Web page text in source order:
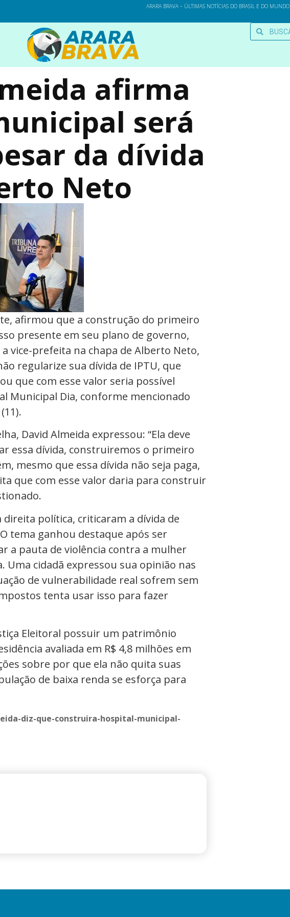
ARARA BRAVA – ÚLTIMAS NOTÍCIAS DO BRASIL E DO MUNDO
afirma
será
da dívida
Neto
afirmou que a construção do primeiro
presente em seu plano de governo,
vice-prefeita na chapa de Alberto Neto,
regularize sua dívida de IPTU, que
que com esse valor seria possível
Municipal Dia, conforme mencionado
David Almeida expressou: “Ela deve
essa dívida, construiremos o primeiro
mesmo que essa dívida não seja paga,
que com esse valor daria para construir
política, criticaram a dívida de
tema ganhou destaque após ser
a pauta de violência contra a mulher
Uma cidadã expressou sua opinião nas
de vulnerabilidade real sofrem sem
tenta usar isso para fazer
Eleitoral possuir um patrimônio
avaliada em R$ 4,8 milhões em
sobre por que ela não quita suas
de baixa renda se esforça para
diz-que-construira-hospital-municipal-